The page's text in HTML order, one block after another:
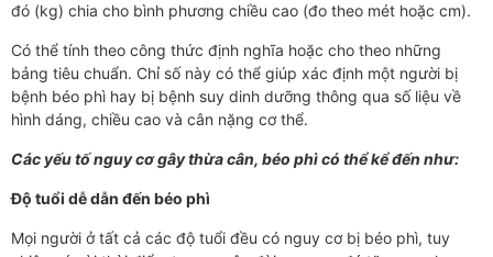
đó (kg) chia cho bình phương chiều cao (đo theo mét hoặc cm).
Có thể tính theo công thức định nghĩa hoặc cho theo những
bảng tiêu chuẩn. Chỉ số này có thể giúp xác định một người bị
bệnh béo phì hay bị bệnh suy dinh dưỡng thông qua số liệu về
hình dáng, chiều cao và cân nặng cơ thể.
Các yếu tố nguy cơ gây thừa cân, béo phì có thể kể đến như:
Độ tuổi dễ dẫn đến béo phì
Mọi người ở tất cả các độ tuổi đều có nguy cơ bị béo phì, tuy